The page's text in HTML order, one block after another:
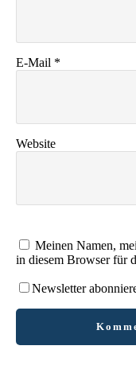
E-Mail *
Website
Meinen Namen,
in diesem Browser für
Newsletter